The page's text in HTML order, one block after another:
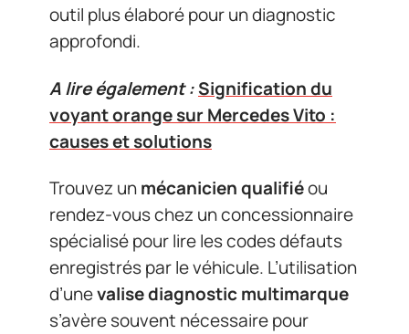
outil plus élaboré pour un diagnostic
approfondi.
A lire également :Signification du
voyant orange sur Mercedes Vito :
causes et solutions
Trouvez unmécanicien qualifiéou
rendez-vous chez un concessionnaire
spécialisé pour lire les codes défauts
enregistrés par le véhicule. L’utilisation
d’unevalise diagnostic multimarque
s’avère souvent nécessaire pour